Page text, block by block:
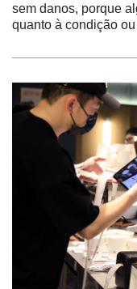
sem danos, porque
quanto à condição